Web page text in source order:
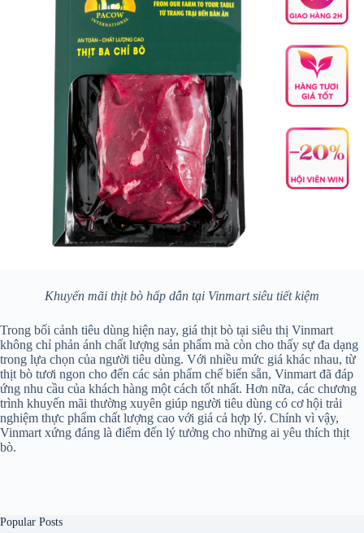
Khuyến mãi thịt bò hấp dẫn tại Vinmart siêu tiết kiệm
Trong bối cảnh tiêu dùng hiện nay, giá thịt bò tại siêu thị Vinmart
không chỉ phản ánh chất lượng sản phẩm mà còn cho thấy sự đa dạng
trong lựa chọn của người tiêu dùng. Với nhiều mức giá khác nhau, từ
thịt bò tươi ngon cho đến các sản phẩm chế biến sẵn, Vinmart đã đáp
ứng nhu cầu của khách hàng một cách tốt nhất. Hơn nữa, các chương
trình khuyến mãi thường xuyên giúp người tiêu dùng có cơ hội trải
nghiệm thực phẩm chất lượng cao với giá cả hợp lý. Chính vì vậy,
Vinmart xứng đáng là điểm đến lý tưởng cho những ai yêu thích thịt
bò.
Popular Posts